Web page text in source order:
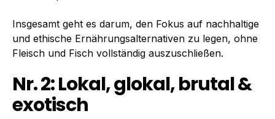
Insgesamt geht es darum, den Fokus auf nachhaltige
und ethische Ernährungsalternativen zu legen, ohne
Fleisch und Fisch vollständig auszuschließen.
Nr. 2: Lokal, glokal, brutal &
exotisch